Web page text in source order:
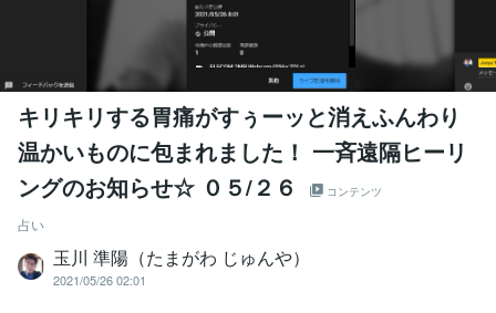
キリキリする胃痛がすぅーッと消えふんわり
温かいものに包まれました！ 一斉遠隔ヒーリ
ングのお知らせ☆ ０５/２６
コンテンツ
占い
玉川 準陽（たまがわ じゅんや）
2021/05/26 02:01